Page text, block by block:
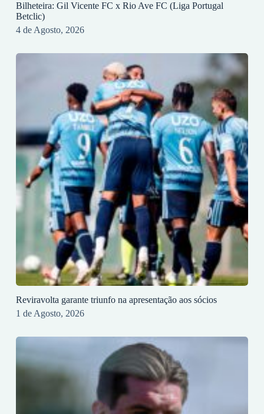
Bilheteira: Gil Vicente FC x Rio Ave FC (Liga Portugal
Betclic)
4 de Agosto, 2026
Reviravolta garante triunfo na apresentação aos sócios
1 de Agosto, 2026